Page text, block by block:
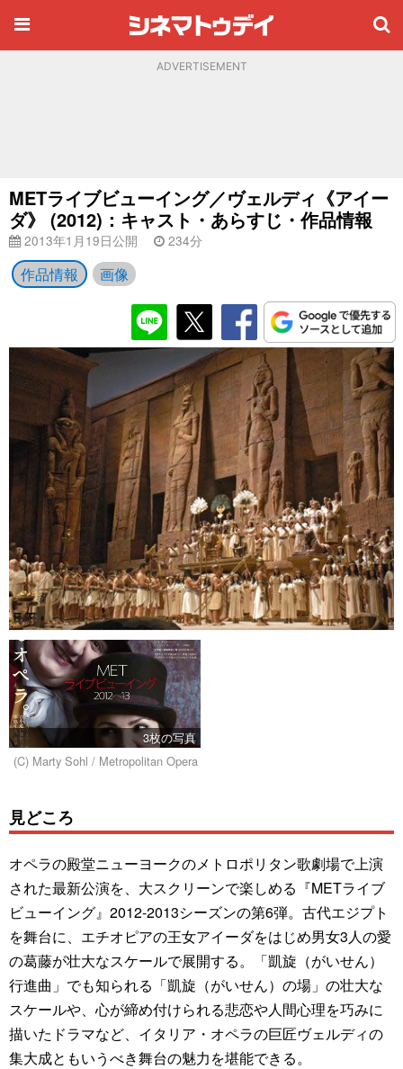
ADVERTISEMENT
METライブビューイング／ヴェルディ《アイー
ダ》 (2012)：キャスト・あらすじ・作品情報
2013年1月19日公開 234分
作品情報 画像
3枚の写真
(C) Marty Sohl / Metropolitan Opera
見どころ
オペラの殿堂ニューヨークのメトロポリタン歌劇場で上演
された最新公演を、大スクリーンで楽しめる『METライブ
ビューイング』2012-2013シーズンの第6弾。古代エジプト
を舞台に、エチオピアの王女アイーダをはじめ男女3人の愛
の葛藤が壮大なスケールで展開する。「凱旋（がいせん）
行進曲」でも知られる「凱旋（がいせん）の場」の壮大な
スケールや、心が締め付けられる悲恋や人間心理を巧みに
描いたドラマなど、イタリア・オペラの巨匠ヴェルディの
集大成ともいうべき舞台の魅力を堪能できる。